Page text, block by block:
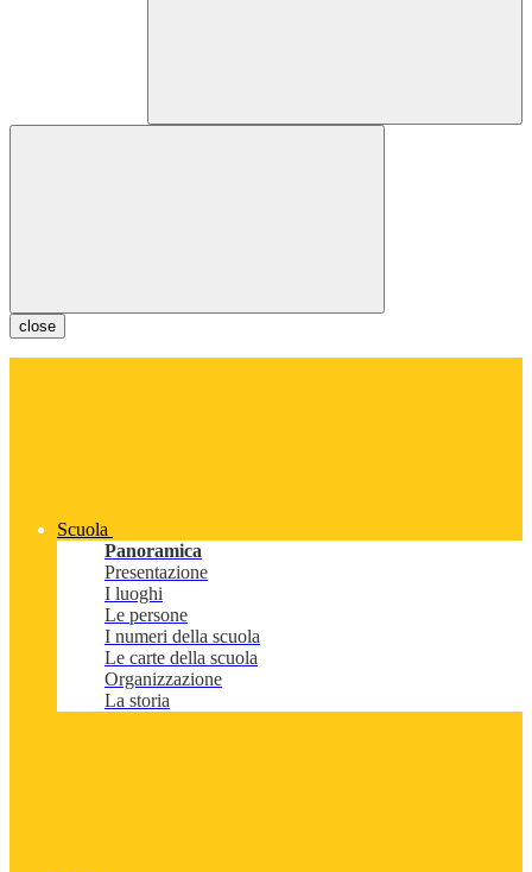
close
Scuola
Panoramica
Presentazione
I luoghi
Le persone
I numeri della scuola
Le carte della scuola
Organizzazione
La storia